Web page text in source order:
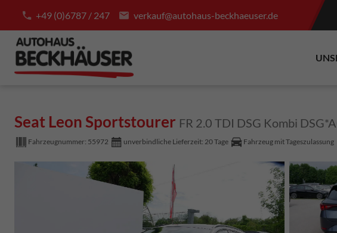
+49 (0)6787 / 247 verkauf@autohaus-beckhaeuser.de
Seat Leon Sportstourer FR 2.0 TDI DSG Kombi
Fahrzeugnummer: 55972 unverbindliche Lieferzeit: 20 Tage Fahrzeug mit Tageszulassung